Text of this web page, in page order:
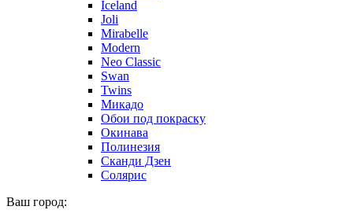
Iceland
Joli
Mirabelle
Modern
Neo Classic
Swan
Twins
Микадо
Обои под покраску
Окинава
Полинезия
Сканди Дзен
Солярис
Ваш город: